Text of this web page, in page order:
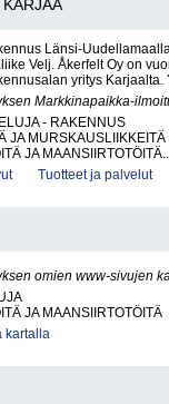
KARJAA
Länsi-
Velj. Åkerfelt Oy on
yritys Karjaalta.
Markkinapaikka-
- RAKENNUS
JA MURSKAUSLIIKKEITÄ
JA MAANSIIRTOTÖITÄ..
Tuotteet ja palvelut
omien www-sivujen
JA MAANSIIRTOTÖITÄ
kartalla